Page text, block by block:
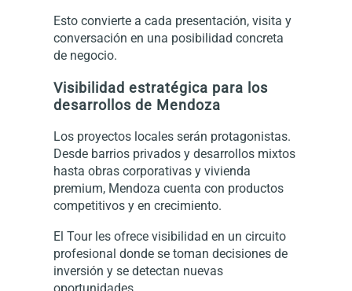
Esto convierte a cada presentación, visita y
conversación en una posibilidad concreta
de negocio.
Visibilidad estratégica para los
desarrollos de Mendoza
Los proyectos locales serán protagonistas.
Desde barrios privados y desarrollos mixtos
hasta obras corporativas y vivienda
premium, Mendoza cuenta con productos
competitivos y en crecimiento.
El Tour les ofrece visibilidad en un circuito
profesional donde se toman decisiones de
inversión y se detectan nuevas
oportunidades.